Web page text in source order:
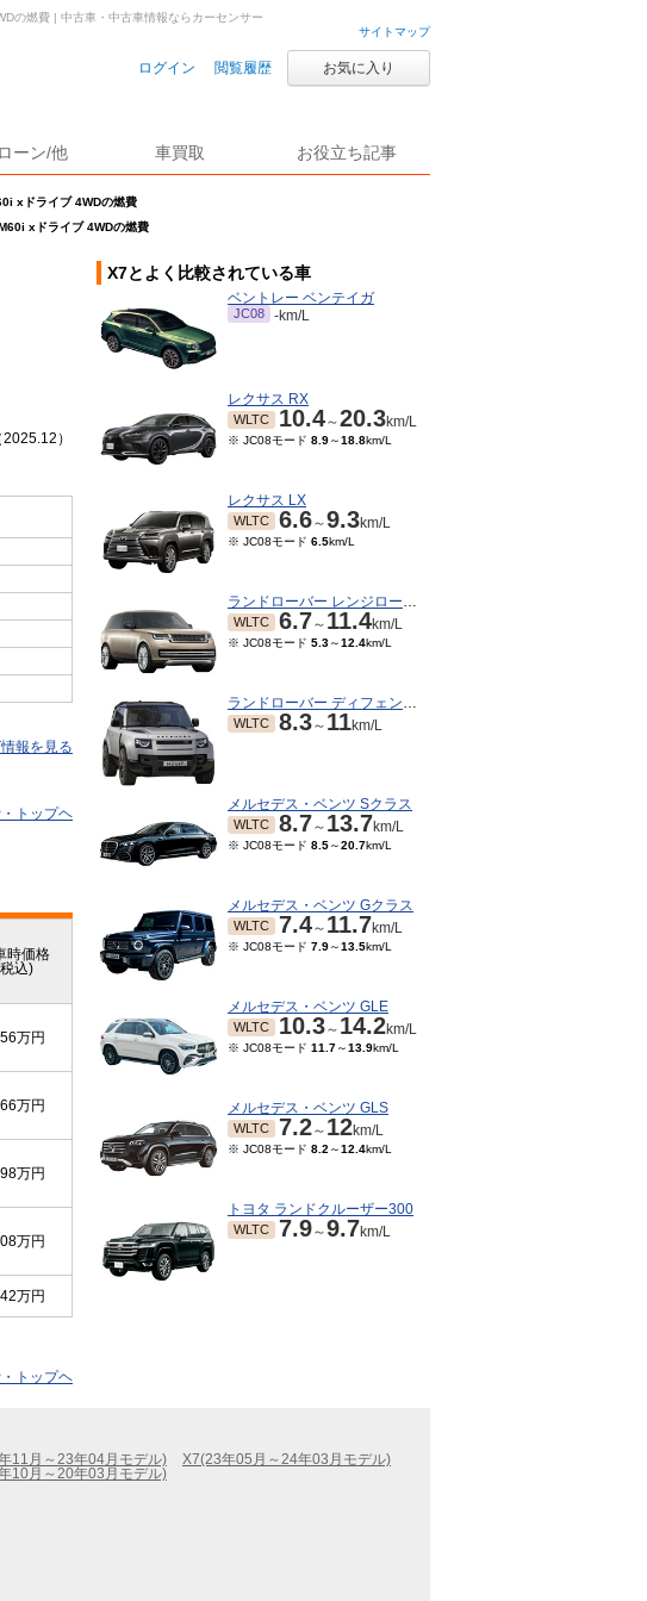
サイトマップ
ログイン 閲覧履歴 お気に入り
ーン/他 車買取 お役立ち記事
xドライブ 4WDの燃費
xドライブ 4WDの燃費
の燃費 | 中古車・中古車情報ならカーセンサー
）
報を見る
トップヘ
時価格
込)
万円
万円
万円
万円
万円
トップヘ
X7とよく比較されている車
ベントレー ベンテイガ
JC08 -km/L
レクサス RX
WLTC 10.4～20.3km/L
※ JC08モード 8.9～18.8km/L
レクサス LX
WLTC 6.6～9.3km/L
※ JC08モード 6.5km/L
ランドローバー レンジローバー
WLTC 6.7～ 11.4km/L
※ JC08モード 5.3～12.4km/L
ランドローバー ディフェンダー
WLTC 8.3～ 11km/L
メルセデス・ベンツ Sクラス
WLTC 8.7～ 13.7km/L
※ JC08モード 8.5～20.7km/L
メルセデス・ベンツ Gクラス
WLTC 7.4～ 11.7km/L
※ JC08モード 7.9～13.5km/L
メルセデス・ベンツ GLE
WLTC 10.3～ 14.2km/L
※ JC08モード 11.7～13.9km/L
メルセデス・ベンツ GLS
WLTC 7.2～ 12km/L
※ JC08モード 8.2 ～12.4km/L
トヨタ ランドクルーザー300
WLTC 7.9～9.7km/L
11月～23年04月モデル)
X7(23年05月～24年03月モデル)
10月～20年03月モデル)